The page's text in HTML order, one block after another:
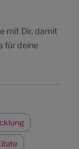
mit Dir, damit
für deine